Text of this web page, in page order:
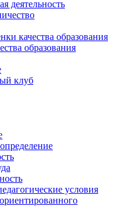
деятельность
качества образования
образования
клуб
условия